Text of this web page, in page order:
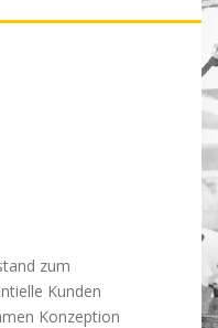
zum
Kunden
Konzeption